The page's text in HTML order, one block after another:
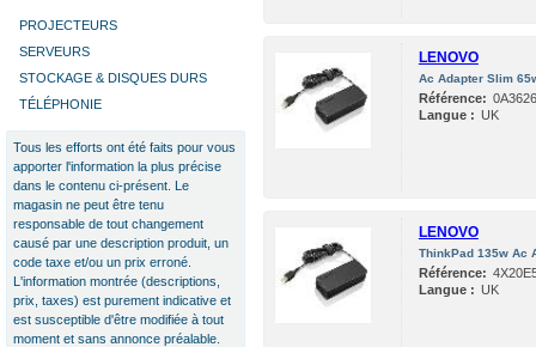
PROJECTEURS
SERVEURS
STOCKAGE & DISQUES DURS
TÉLÉPHONIE
Tous les efforts ont été faits pour vous
apporter l'information la plus précise
dans le contenu ci-présent. Le
magasin ne peut être tenu
responsable de tout changement
causé par une description produit, un
code taxe et/ou un prix erroné.
L'information montrée (descriptions,
prix, taxes) est purement indicative et
est susceptible d'être modifiée à tout
moment et sans annonce préalable.
LENOVO
Ac Adapter Slim
Référence:
Langue : UK
LENOVO
ThinkPad 135w Ac
Référence:
Langue : UK